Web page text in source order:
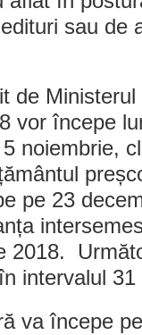
sau de
de
vor începe
noiembrie,
pe 23
2018.
intervalul
va începe